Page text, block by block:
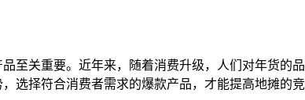
至关重要。近年来，随着消费升级，人们对年货
选择符合消费者需求的爆款产品，才能提高地摊的竞